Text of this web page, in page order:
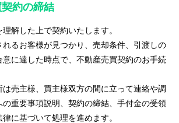
約の締結
解した上で契約いたします。
るお客様が見つかり、売却条件、引渡しの
に達した時点で、不動産売買契約のお手続
は売主様、買主様双方の間に立って連絡や調
重要事項説明、契約の締結、手付金の受領
に基づいて処理を進めます。